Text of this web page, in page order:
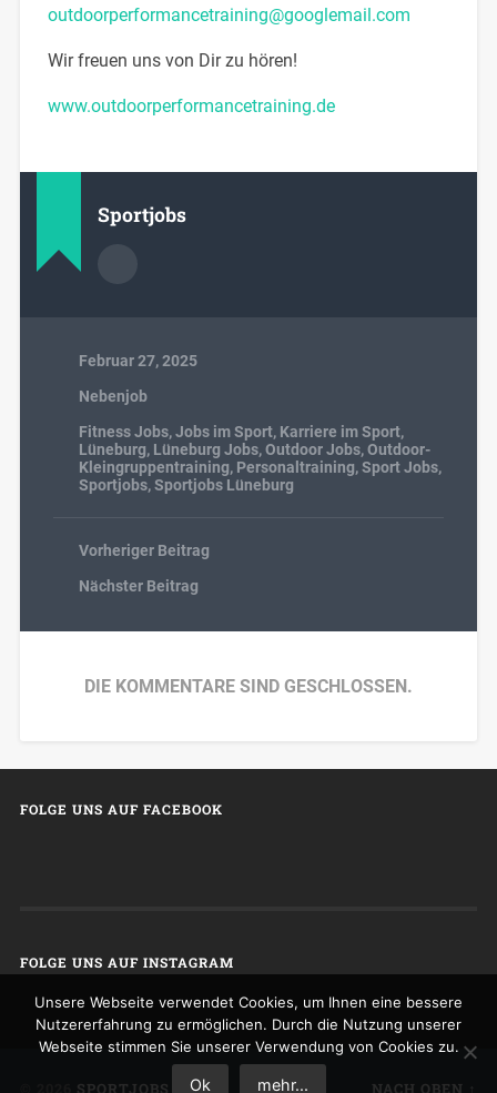
outdoorperformancetraining@googlemail.com
Wir freuen uns von Dir zu hören!
www.outdoorperformancetraining.de
Sportjobs
Februar 27, 2025
Nebenjob
Fitness Jobs,Jobs im Sport, Karriere im Sport,
Lüneburg, Lüneburg Jobs,Outdoor Jobs,Outdoor-
Kleingruppentraining, Personaltraining,Sport Jobs,
Sportjobs,Sportjobs Lüneburg
Vorheriger Beitrag
Nächster Beitrag
DIE KOMMENTARE SIND GESCHLOSSEN.
FOLGE UNS AUF FACEBOOK
FOLGE UNS AUF INSTAGRAM
SPORTJOBS NACH OBEN ↑
Unsere Webseite verwendet Cookies, um Ihnen eine bessere
Nutzererfahrung zu ermöglichen. Durch die Nutzung unserer
Webseite stimmen Sie unserer Verwendung von Cookies zu.
Ok mehr...